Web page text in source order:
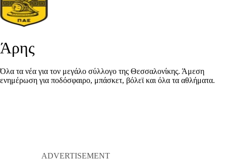
Άρης
Όλα τα νέα για τον μεγάλο σύλλογο της Θεσσαλονίκης. Άμεση
ενημέρωση για ποδόσφαιρο, μπάσκετ, βόλεϊ και όλα τα αθλήματα.